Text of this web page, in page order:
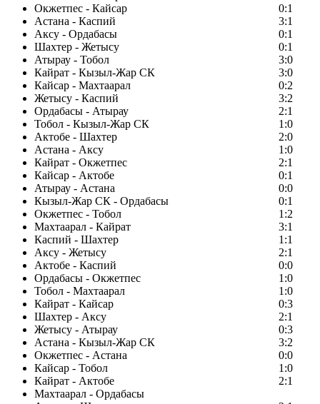
Окжетпес - Кайсар
0:1
Астана - Каспий
3:1
Аксу - Ордабасы
0:1
Шахтер - Жетысу
0:1
Атырау - Тобол
3:0
Кайрат - Кызыл-Жар СК
3:0
Кайсар - Махтаарал
0:2
Жетысу - Каспий
3:2
Ордабасы - Атырау
2:1
Тобол - Кызыл-Жар СК
1:0
Актобе - Шахтер
2:0
Астана - Аксу
1:0
Кайрат - Окжетпес
2:1
Кайсар - Актобе
0:1
Атырау - Астана
0:0
Кызыл-Жар СК - Ордабасы
0:1
Окжетпес - Тобол
1:2
Махтаарал - Кайрат
3:1
Каспий - Шахтер
1:1
Аксу - Жетысу
2:1
Актобе - Каспий
0:0
Ордабасы - Окжетпес
1:0
Тобол - Махтаарал
1:0
Кайрат - Кайсар
0:3
Шахтер - Аксу
2:1
Жетысу - Атырау
0:3
Астана - Кызыл-Жар СК
3:2
Окжетпес - Астана
0:0
Кайсар - Тобол
1:0
Кайрат - Актобе
2:1
Махтаарал - Ордабасы